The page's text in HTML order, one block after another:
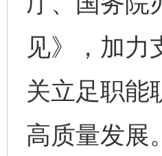
见》，加力
关立足职能
高质量发展。